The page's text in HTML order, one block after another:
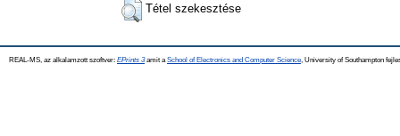
Tétel szekesztése
REAL-MS, az alkalamzott szoftver: EPrints 3amit a School of Electronics and Computer Science , University of Southampton